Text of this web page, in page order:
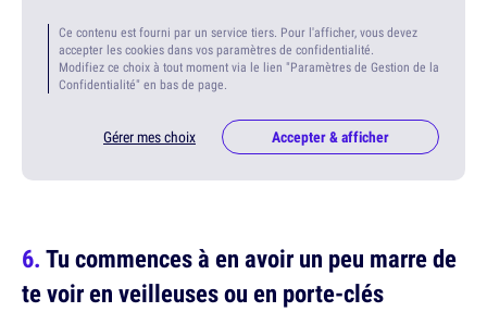
Ce contenu est fourni par un service tiers. Pour l'afficher, vous devez
accepter les cookies dans vos paramètres de confidentialité.
Modifiez ce choix à tout moment via le lien "Paramètres de Gestion de la
Confidentialité" en bas de page.
Gérer mes choix Accepter & afficher
Tu commences à en avoir un peu marre de
te voir en veilleuses ou en porte-clés